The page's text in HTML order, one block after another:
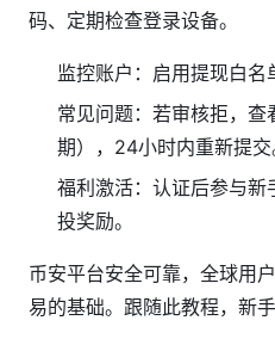
码、定期检查登录设备。
监控账户：启用提现白名
常见问题：若审核拒，查
期），24小时内重新提交
福利激活：认证后参与新
投奖励。
币安平台安全可靠，全球用
易的基础。跟随此教程，新